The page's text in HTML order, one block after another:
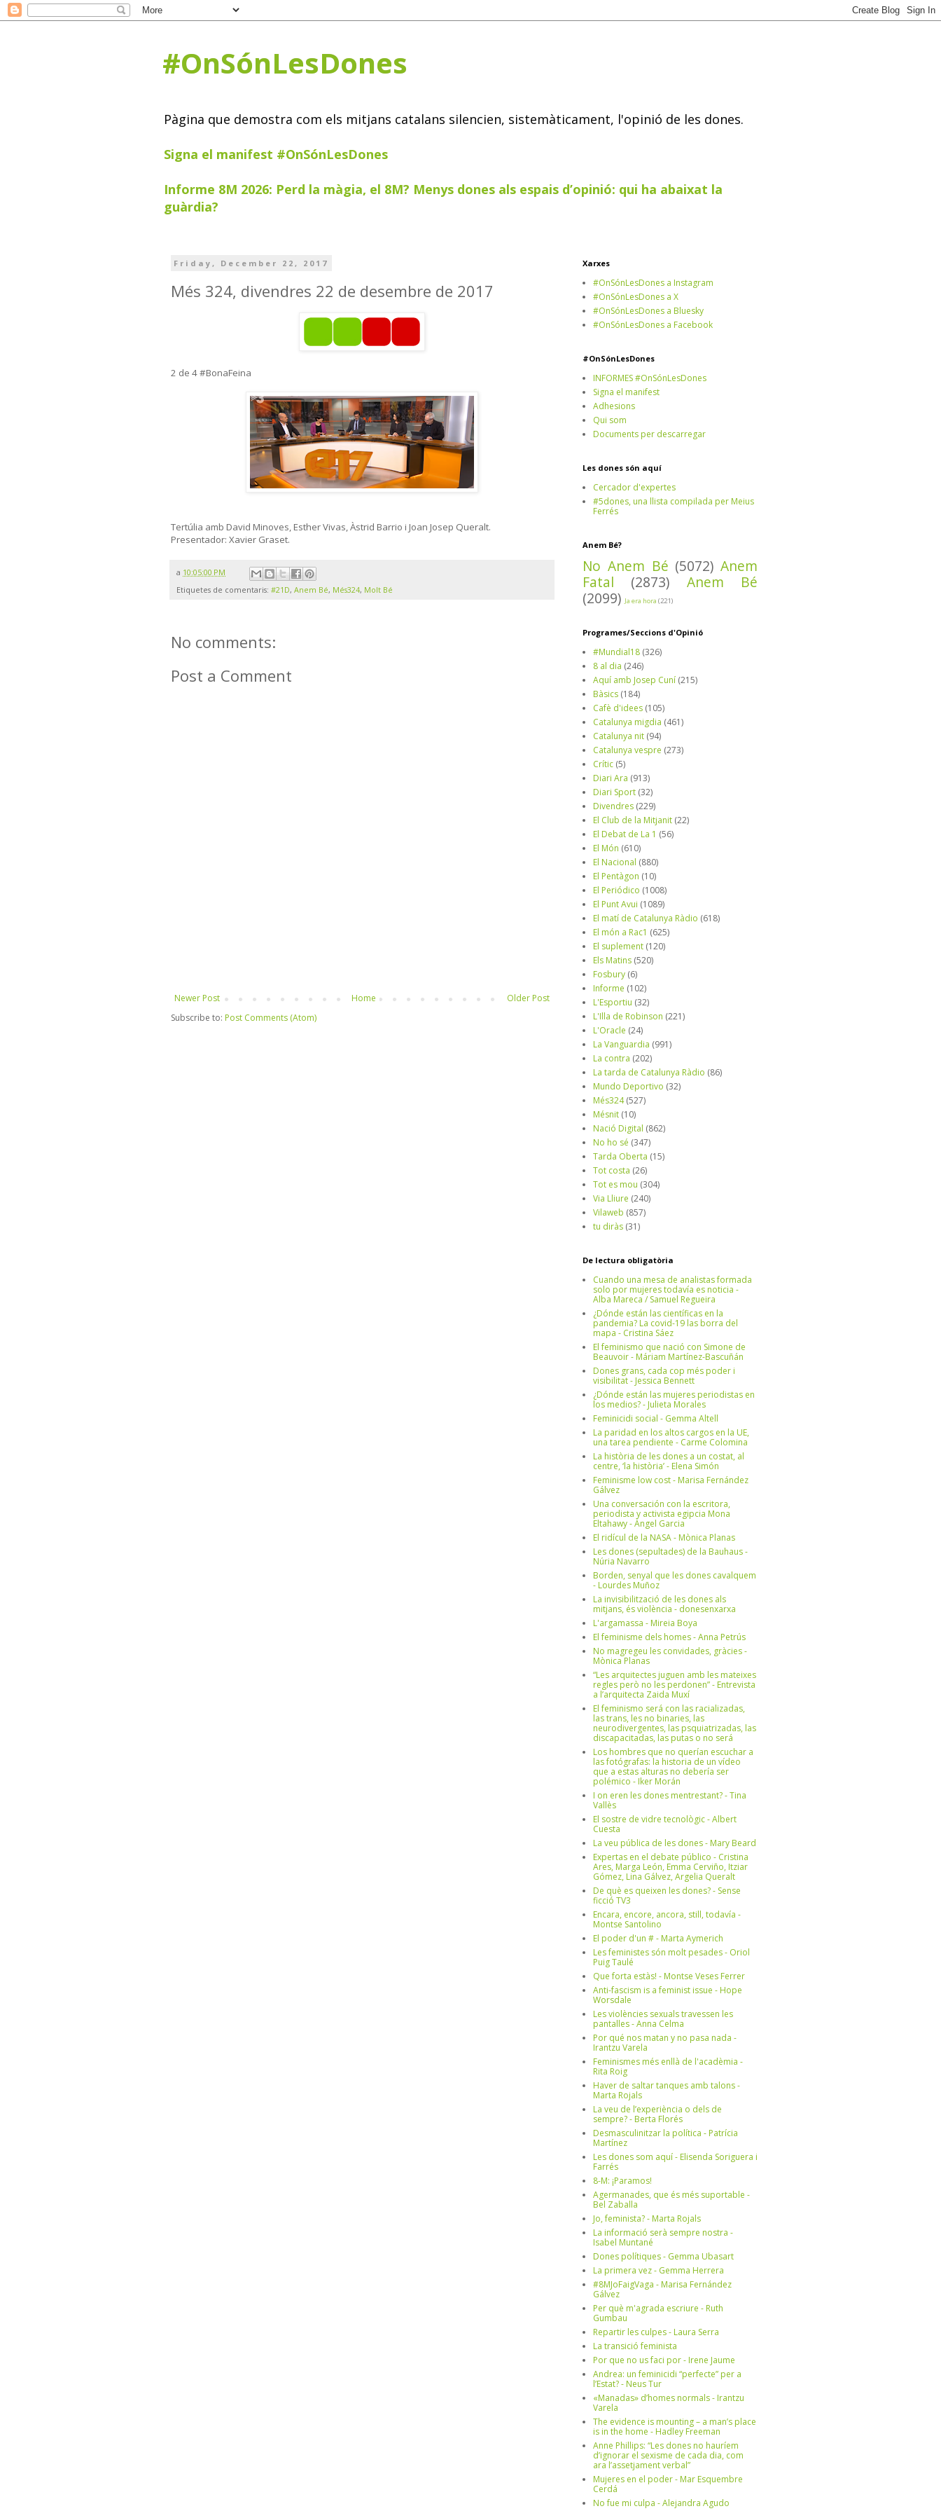
#OnSónLesDones
Pàgina que demostra com els mitjans catalans silencien, sistemàticament, l'opinió de les dones.
Signa el manifest #OnSónLesDones
Informe 8M 2026: Perd la màgia, el 8M? Menys dones als espais d’opinió: qui ha abaixat la
guàrdia?
Friday, December 22, 2017
Més 324, divendres 22 de desembre de 2017
2 de 4 #BonaFeina
Tertúlia amb David Minoves, Esther Vivas, Àstrid Barrio i Joan Josep Queralt.
Presentador: Xavier Graset.
a 10:05:00 PM
Etiquetes de comentaris: #21D, Anem Bé, Més324, Molt Bé
No comments:
Post a Comment
Newer Post Older Post
Home
Subscribe to: Post Comments (Atom)
Xarxes
#OnSónLesDones a Instagram
#OnSónLesDones a X
#OnSónLesDones a Bluesky
#OnSónLesDones a Facebook
#OnSónLesDones
INFORMES #OnSónLesDones
Signa el manifest
Adhesions
Qui som
Documents per descarregar
Les dones són aquí
Cercador d'expertes
#5dones, una llista compilada per Meius
Ferrés
Anem Bé?
No Anem Bé (5072) Anem
Fatal
(2873)
Anem Bé
(2099) Ja era hora (221)
Programes/Seccions d'Opinió
#Mundial18 (326)
8 al dia (246)
Aquí amb Josep Cuní (215)
Bàsics (184)
Cafè d'idees (105)
Catalunya migdia (461)
Catalunya nit (94)
Catalunya vespre (273)
Crític (5)
Diari Ara (913)
Diari Sport (32)
Divendres (229)
El Club de la Mitjanit (22)
El Debat de La 1 (56)
El Món (610)
El Nacional (880)
El Pentàgon (10)
El Periódico (1008)
El Punt Avui (1089)
El matí de Catalunya Ràdio (618)
El món a Rac1 (625)
El suplement (120)
Els Matins (520)
Fosbury (6)
Informe (102)
L'Esportiu (32)
L'Illa de Robinson (221)
L'Oracle (24)
La Vanguardia (991)
La contra (202)
La tarda de Catalunya Ràdio (86)
Mundo Deportivo (32)
Més324 (527)
Mésnit (10)
Nació Digital (862)
No ho sé (347)
Tarda Oberta (15)
Tot costa (26)
Tot es mou (304)
Via Lliure (240)
Vilaweb (857)
tu diràs (31)
De lectura obligatòria
Cuando una mesa de analistas formada
solo por mujeres todavía es noticia -
Alba Mareca / Samuel Regueira
¿Dónde están las científicas en la
pandemia? La covid-19 las borra del
mapa - Cristina Sáez
El feminismo que nació con Simone de
Beauvoir - Máriam Martínez-Bascuñán
Dones grans, cada cop més poder i
visibilitat - Jessica Bennett
¿Dónde están las mujeres periodistas en
los medios? - Julieta Morales
Feminicidi social - Gemma Altell
La paridad en los altos cargos en la UE,
una tarea pendiente - Carme Colomina
La història de les dones a un costat, al
centre, ‘la història’ - Elena Simón
Feminisme low cost - Marisa Fernández
Gálvez
Una conversación con la escritora,
periodista y activista egipcia Mona
Eltahawy - Àngel Garcia
El ridícul de la NASA - Mònica Planas
Les dones (sepultades) de la Bauhaus -
Núria Navarro
Borden, senyal que les dones cavalquem
- Lourdes Muñoz
La invisibilització de les dones als
mitjans, és violència - donesenxarxa
L'argamassa - Mireia Boya
El feminisme dels homes - Anna Petrús
No magregeu les convidades, gràcies -
Mònica Planas
“Les arquitectes juguen amb les mateixes
regles però no les perdonen” - Entrevista
a l’arquitecta Zaida Muxí
El feminismo será con las racializadas,
las trans, les no binaries, las
neurodivergentes, las psquiatrizadas, las
discapacitadas, las putas o no será
Los hombres que no querían escuchar a
las fotógrafas: la historia de un vídeo
que a estas alturas no debería ser
polémico - Iker Morán
I on eren les dones mentrestant? - Tina
Vallès
El sostre de vidre tecnològic - Albert
Cuesta
La veu pública de les dones - Mary Beard
Expertas en el debate público - Cristina
Ares, Marga León, Emma Cerviño, Itziar
Gómez, Lina Gálvez, Argelia Queralt
De què es queixen les dones? - Sense
ficció TV3
Encara, encore, ancora, still, todavía -
Montse Santolino
El poder d'un # - Marta Aymerich
Les feministes són molt pesades - Oriol
Puig Taulé
Que forta estàs! - Montse Veses Ferrer
Anti-fascism is a feminist issue - Hope
Worsdale
Les violències sexuals travessen les
pantalles - Anna Celma
Por qué nos matan y no pasa nada -
Irantzu Varela
Feminismes més enllà de l'acadèmia -
Rita Roig
Haver de saltar tanques amb talons -
Marta Rojals
La veu de l’experiència o dels de
sempre? - Berta Florés
Desmasculinitzar la política - Patrícia
Martínez
Les dones som aquí - Elisenda Soriguera i
Farrés
8-M: ¡Paramos!
Agermanades, que és més suportable -
Bel Zaballa
Jo, feminista? - Marta Rojals
La informació serà sempre nostra -
Isabel Muntané
Dones polítiques - Gemma Ubasart
La primera vez - Gemma Herrera
#8MJoFaigVaga - Marisa Fernández
Gálvez
Per què m'agrada escriure - Ruth
Gumbau
Repartir les culpes - Laura Serra
La transició feminista
Por que no us faci por - Irene Jaume
Andrea: un feminicidi “perfecte” per a
l’Estat? - Neus Tur
«Manadas» d’homes normals - Irantzu
Varela
The evidence is mounting – a man’s place
is in the home - Hadley Freeman
Anne Phillips: “Les dones no hauríem
d’ignorar el sexisme de cada dia, com
ara l’assetjament verbal”
Mujeres en el poder - Mar Esquembre
Cerdá
No fue mi culpa - Alejandra Agudo